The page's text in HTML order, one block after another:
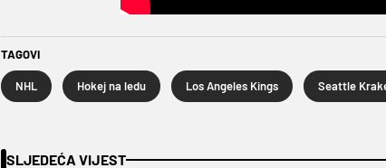
TAGOVI
NHL Hokej na ledu Los Angeles Kings Seattle
SLJEDEĆA VIJEST